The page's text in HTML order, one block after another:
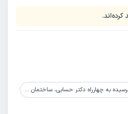
کرده‌اند.
دکتر حسابی، ساختمان پزشکان مهر، طبقه دوم، مرکز مشاوره شاداب نو